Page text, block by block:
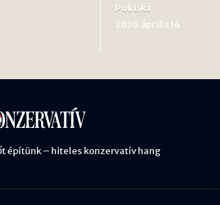
Politika
2026. április 14
építünk – hiteles konzervatív hang